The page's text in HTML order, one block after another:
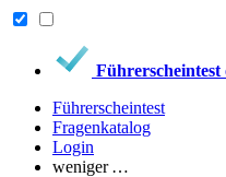
Führerscheintest
Führerscheintest
Fragenkatalog
Login
weniger …